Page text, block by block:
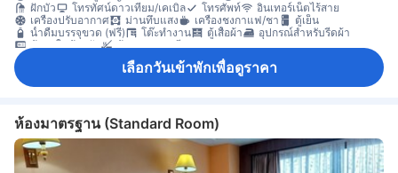
ฝักบัว
โทรทัศน์ดาวเทียม/เคเบิล โทรศัพท์
อินเทอร์เน็ตไร้สาย
เครื่องปรับอากาศ
ม่านทึบแสง เครื่องชงกาแฟ/ชา
ตู้เย็น
น้ำดื่มบรรจุขวด (ฟรี)
โต๊ะทำงาน ตู้เสื้อผ้า
อุปกรณ์สำหรับรีดผ้า
ตู้เซฟในห้องพัก
ห้องปลอดบุหรี่
เลือกวันเข้าพักเพื่อดูราคา
ห้องมาตรฐาน (Standard Room)